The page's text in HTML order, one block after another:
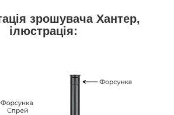
зрошувача Хантер,
ілюстрація: